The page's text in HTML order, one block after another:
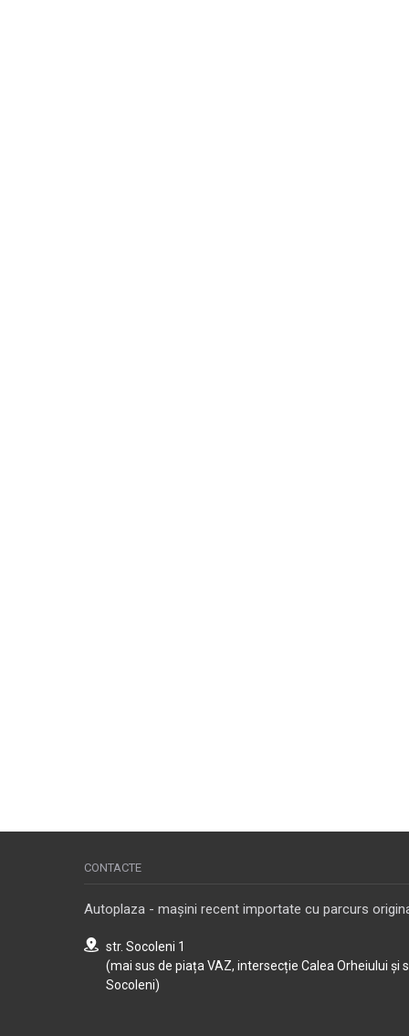
CONTACTE
Autoplaza - mașini recent importate cu parcurs
str. Socoleni 1
(mai sus de piața VAZ, intersecție Calea Orheiului și
Socoleni)